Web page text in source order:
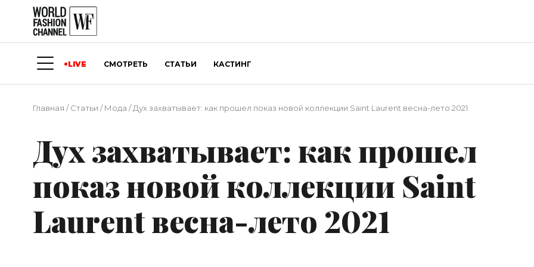
LIVE СМОТРЕТЬ СТАТЬИ КАСТИНГ
Главная /Статьи /Мода /Дух захватывает: как прошел показ новой коллекции Saint Laurent весна-лето 2021
Дух захватывает: как прошел
показ новой коллекции Saint
Laurent весна-лето 2021